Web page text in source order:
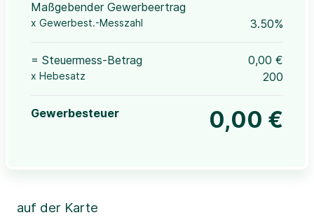
Maßgebender Gewerbeertrag
x Gewerbest.-Messzahl 3.50%
= Steuermess-Betrag 0,00 €
x Hebesatz 200
Gewerbesteuer 0,00 €
auf der Karte
Leaflet|©OpenStreetMap, ©CartoDB,